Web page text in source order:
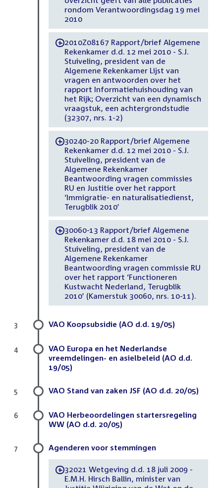
rondom Verantwoordingsdag 19 mei
2010
-2010Z08167 Rapport/brief Algemene
Rekenkamer d.d. 12 mei 2010 - S.J.
Stuiveling, president van de
Algemene Rekenkamer Lijst van
vragen en antwoorden over het
rapport Informatiehuishouding van
het Rijk; Overzicht van een dynamisch
vraagstuk, een achtergrondstudie
(32307, nrs. 1-2)
-30240-20 Rapport/brief Algemene
Rekenkamer d.d. 12 mei 2010 - S.J.
Stuiveling, president van de
Algemene Rekenkamer
Beantwoording vragen commissies
RU en Justitie over het rapport
‘Immigratie- en naturalisatiedienst,
Terugblik 2010’
-30060-13 Rapport/brief Algemene
Rekenkamer d.d. 18 mei 2010 - S.J.
Stuiveling, president van de
Algemene Rekenkamer
Beantwoording vragen commissie RU
over het rapport ‘Functioneren
Kustwacht Nederland, Terugblik
2010’ (Kamerstuk 30060, nrs. 10-11).
VAO Koopsubsidie (AO d.d. 19/05)
3
VAO Europa en het Nederlandse
vreemdelingen- en asielbeleid (AO d.d.
19/05)
4
VAO Stand van zaken JSF (AO d.d. 20/05)
5
VAO Herbeoordelingen startersregeling
WW (AO d.d. 20/05)
6
Agenderen voor stemmingen
-32021 Wetgeving d.d. 18 juli 2009 -
E.M.H. Hirsch Ballin, minister van
7